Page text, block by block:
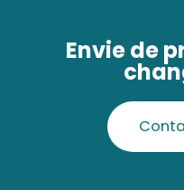
Envie de